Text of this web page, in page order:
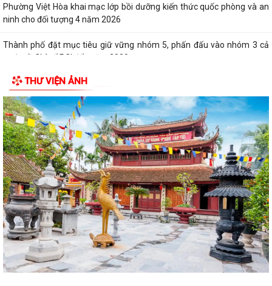
KỶ NIỆM 79 NĂM NGÀY THƯƠNG BINH - LIỆT SĨ (27/7/1947 -
27/7/2026)
HỘI CỰU CHIẾN BINH PHỐI HỢP VỚI HỘI NẠN NHÂN DA CAM/DIOXIN
PHƯỜNG VIỆT HÒA THĂM, TẶNG QUÀ GIA ĐÌNH...
PHƯỜNG VIỆT HÒA THẮP NẾN TRI ÂN CÁC ANH HÙNG LIỆT SĨ NHÂN
KỶ NIỆM 79 NĂM NGÀY THƯƠNG BINH - LIỆT SĨ...
Phường Việt Hòa tổ chức ra quân dọn dẹp vệ sinh môi trường, chỉnh
trang cảnh quan Nghĩa trang Liệt...
Phường Việt Hòa tổ chức các đoàn đi thăm và tặng quà người có công,
gia đình liệt sĩ tiêu biểu trên...
Trường Tiểu học Lai Cách tổ chức đến thăm hỏi, động viên các gia đình
cán bộ, giáo viên là thân...
Bí thư Đảng ủy , Chủ tịch HĐND phường Việt Hòa tiếp xúc đối thoại với
nhân dân Tổ dân phố Cao Xá,...
Lễ dâng hương tưởng niệm các Anh hùng Liệt sĩ nhân kỷ niệm 79 năm
THƯ VIỆN ẢNH